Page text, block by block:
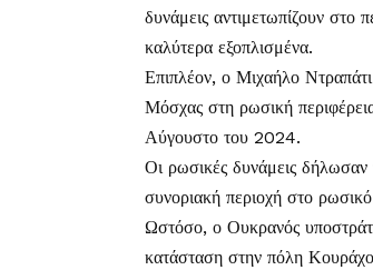
δυνάμεις αντιμετωπίζουν στο
καλύτερα εξοπλισμένα.
Επιπλέον, ο Μιχαήλο
Μόσχας στη ρωσική
Αύγουστο του 2024.
Οι ρωσικές δυνάμεις δήλωσαν
συνοριακή περιοχή στο
Ωστόσο, ο Ουκρανός
κατάσταση στην πόλη